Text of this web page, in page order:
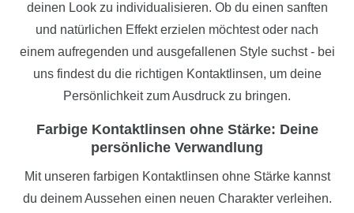
deinen Look zu individualisieren. Ob du einen sanften
und natürlichen Effekt erzielen möchtest oder nach
einem aufregenden und ausgefallenen Style suchst - bei
uns findest du die richtigen Kontaktlinsen, um deine
Persönlichkeit zum Ausdruck zu bringen.
Farbige Kontaktlinsen ohne Stärke: Deine
persönliche Verwandlung
Mit unseren farbigen Kontaktlinsen ohne Stärke kannst
du deinem Aussehen einen neuen Charakter verleihen.